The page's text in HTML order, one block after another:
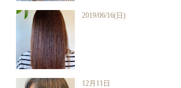
2019/06/16(日)
12月11日